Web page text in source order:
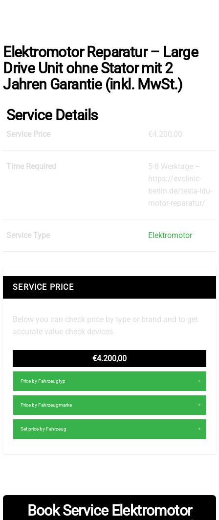
Elektromotor Reparatur – Large
Drive Unit ohne Stator mit 2
Jahren Garantie (inkl. MwSt.)
Service Details
Service Price €4.200,00
Time Required
5-8 Werktage –
https://evclinic-
berlin.de/tesla-ldu-
motor-reparatur/
Service Type Elektromotor
SERVICE PRICE
Below you can check price by type or brand and to get
accurate value check devices.
€4.200,00
Price by Fahrzeugtyp
Price by Fahrzeugmarke
Set price by Fahrzeug
Book Service Elektromotor